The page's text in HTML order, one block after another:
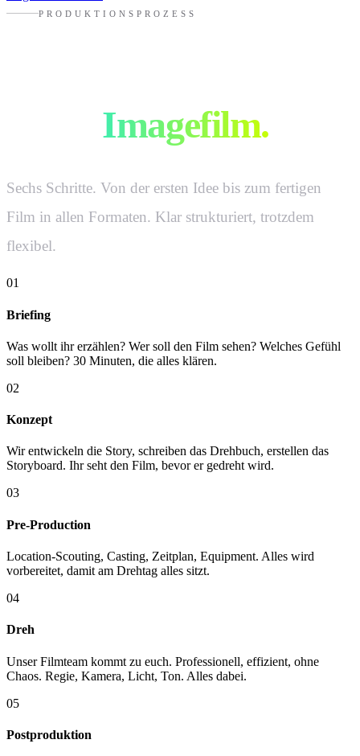
PRODUKTIONSPROZESS
Imagefilm.
Sechs Schritte. Von der ersten Idee bis zum fertigen
Film in allen Formaten. Klar strukturiert, trotzdem
flexibel.
01
Briefing
Was wollt ihr erzählen? Wer soll den Film sehen? Welches Gefühl
soll bleiben? 30 Minuten, die alles klären.
02
Konzept
Wir entwickeln die Story, schreiben das Drehbuch, erstellen das
Storyboard. Ihr seht den Film, bevor er gedreht wird.
03
Pre-Production
Location-Scouting, Casting, Zeitplan, Equipment. Alles wird
vorbereitet, damit am Drehtag alles sitzt.
04
Dreh
Unser Filmteam kommt zu euch. Professionell, effizient, ohne
Chaos. Regie, Kamera, Licht, Ton. Alles dabei.
05
Postproduktion